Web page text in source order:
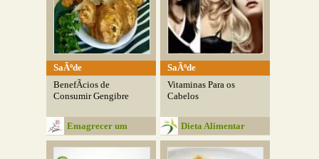
SaÃºde
BenefÃ­cios de
Consumir Gengibre
Emagrecer um
Desafio
SaÃºde
Vitaminas Para os
Cabelos
Dieta Alimentar